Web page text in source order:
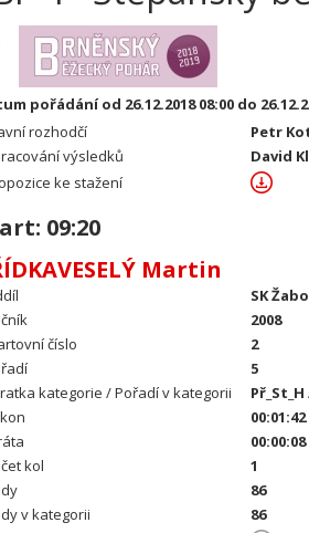
pořádání od 26.12.2018 08:00 do
rozhodčí
Petr
výsledků
David
ke stažení
09:20
Martin
SK
2008
číslo
2
5
kategorie / Pořadí v kategorii
Př_St_H
00:01:42
00:00:08
kol
1
86
v kategorii
86